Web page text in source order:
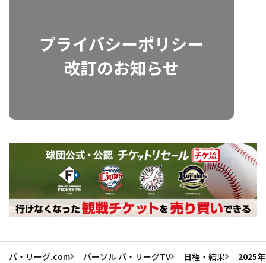
パ・リーグ.com パーソル パ・リーグTV 日程・結果 2025